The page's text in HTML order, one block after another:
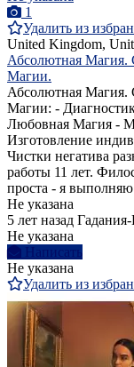
1
Удалить из
United Kingdom,
Абсолютная Магия.
Магии.
Абсолютная Магия.
Магии: -
Любовная Магия -
Изготовление
Чистки негатива
работы 11 лет.
проста - я
Не указана
5 лет назад
Не указана
Написать
Не указана
Удалить из